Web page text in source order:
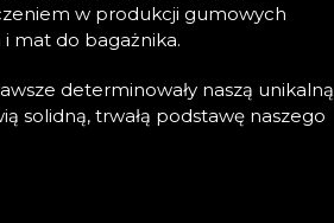
w produkcji gumowych
mat do bagażnika.
determinowały naszą unikalną
solidną, trwałą podstawę naszego